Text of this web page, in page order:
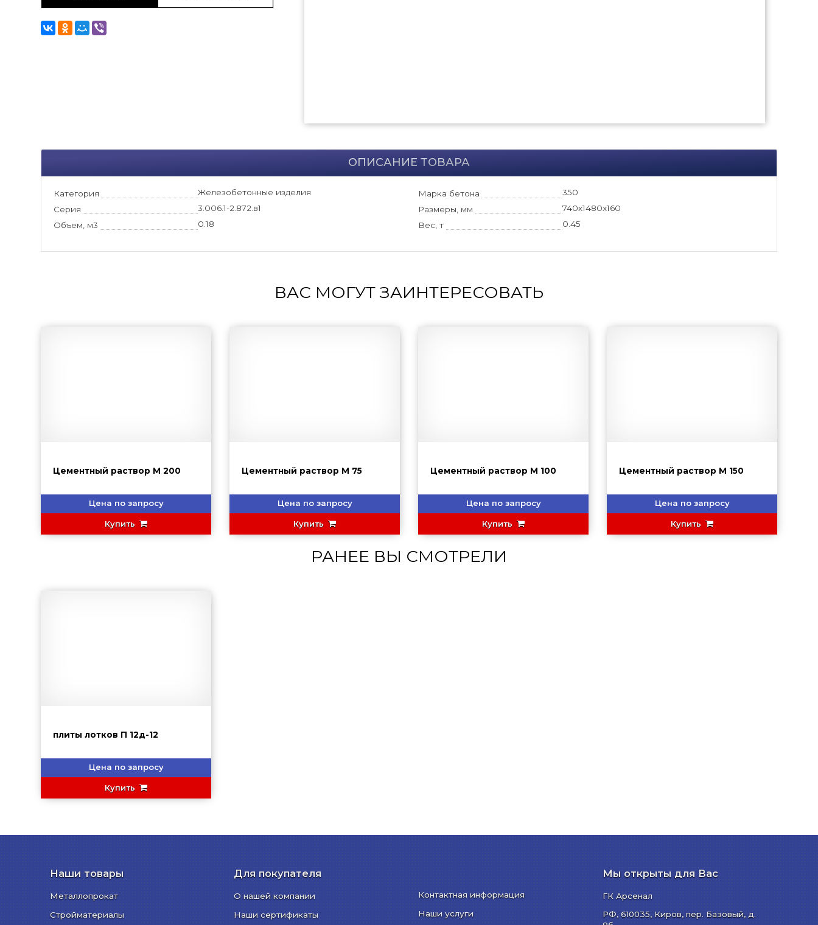
ОПИСАНИЕ ТОВАРА
Категория Железобетонные изделия Марка бетона
350
Серия
3.006.1-2.872.в1 Размеры, мм
740x1480x160
Объем, м3
0.18 Вес, т 0.45
ВАС МОГУТ ЗАИНТЕРЕСОВАТЬ
Цементный раствор М 200
Цена по запросу
Купить
Цементный раствор М 75
Цена по запросу
Купить
Цементный раствор М 100
Цена по запросу
Купить
Цементный раствор М 150
Цена по запросу
Купить
РАНЕЕ ВЫ СМОТРЕЛИ
плиты лотков П 12д-12
Цена по запросу
Купить
Наши товары
Металлопрокат
Стройматериалы
Для покупателя
О нашей компании
Наши сертификаты
Контактная информация
Наши услуги
Мы открыты для Вас
ГК Арсенал
РФ, 610035, Киров, пер. Базовый, д.